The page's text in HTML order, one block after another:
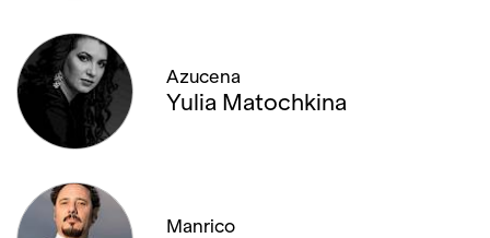
Azucena
Yulia Matochkina
Manrico